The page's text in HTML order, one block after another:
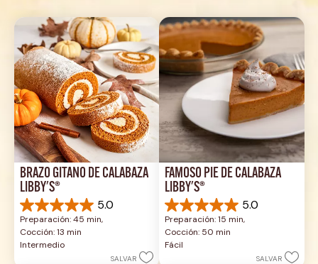
BRAZO GITANO DE CALABAZA
LIBBY'S®
5.0
5.0
de
5
estrellas.
Preparación: 45 min,
Cocción: 13 min
Intermedio
SALVAR
FAMOSO PIE DE CALABAZA
LIBBY'S®
5.0
5.0
de
5
estrellas.
Preparación: 15 min,
Cocción: 50 min
Fácil
SALVAR